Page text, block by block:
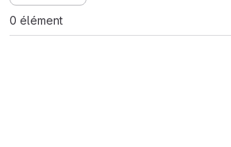
0 élément